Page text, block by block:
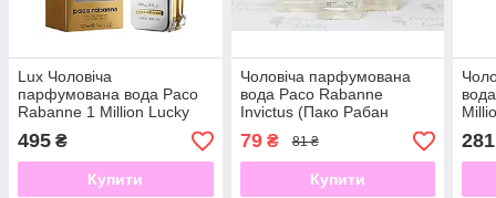
Lux Чоловіча
парфумована вода Paco
Rabanne 1 Million Lucky
(Пако раббан Ван мільйон
лакі) 100 мл
495 ₴
Купити
Чоловіча парфумована
вода Paco Rabanne
Invictus (Пако Рабан
Инвиктус) 50 мл
79₴ 81 ₴
Купити
281